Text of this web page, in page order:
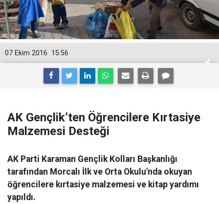
15:56
07 Ekim 2016
AK Gençlik’ten Öğrencilere Kırtasiye
Malzemesi Desteği
AK Parti Karaman Gençlik Kolları Başkanlığı
tarafından Morcalı İlk ve Orta Okulu'nda okuyan
öğrencilere kırtasiye malzemesi ve kitap yardımı
yapıldı.